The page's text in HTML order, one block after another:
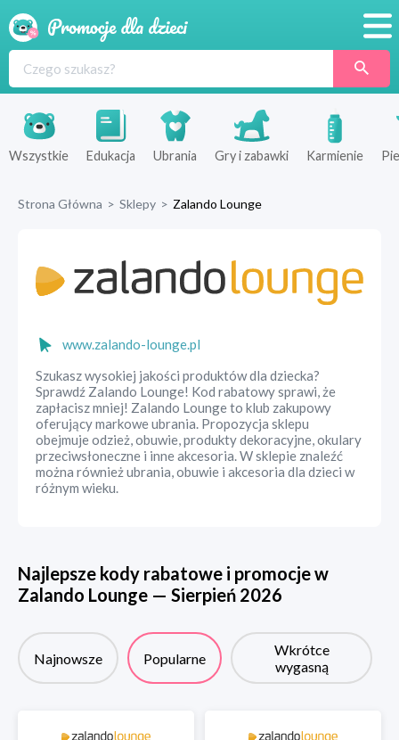
Produkty
Sklepy
Wszystkie Edukacja Ubrania Gry i zabawki Karmienie
Strona Główna > Sklepy > Zalando Lounge
www.zalando-lounge.pl
Szukasz wysokiej jakości produktów dla dziecka?
Sprawdź Zalando Lounge! Kod rabatowy sprawi, że
zapłacisz mniej! Zalando Lounge to klub zakupowy
oferujący markowe ubrania. Propozycja sklepu
obejmuje odzież, obuwie, produkty dekoracyjne, okulary
przeciwsłoneczne i inne akcesoria. W sklepie znaleźć
można również ubrania, obuwie i akcesoria dla dzieci w
różnym wieku.
Najlepsze kody rabatowe i promocje w
Zalando Lounge — Sierpień 2026
Najnowsze Popularne
Wkrótce
wygasną